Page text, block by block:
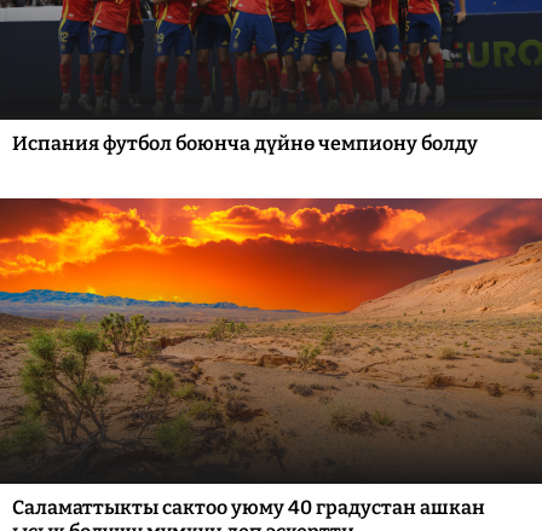
Испания футбол боюнча дүйнө чемпиону болду
Саламаттыкты сактоо уюму 40 градустан ашкан